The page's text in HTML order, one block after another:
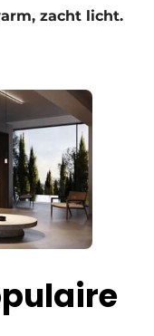
zacht licht.